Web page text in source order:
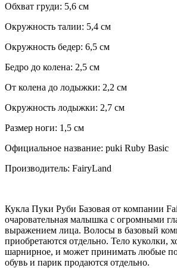
Обхват груди: 5,6 см
Окружность талии: 5,4 см
Окружность бедер: 6,5 см
Бедро до колена: 2,5 см
От колена до лодыжки: 2,2 см
Окружность лодыжки: 2,7 см
Размер ноги: 1,5 см
Официальное название: puki Ruby Basic
Производитель: FairyLand
Кукла Пуки Руби Базовая от компании
очаровательная малышка с огромными
выражением лица. Волосы в базовый
приобретаются отдельно. Тело куколки,
шарнирное, и может принимать любые
обувь и парик продаются отдельно.